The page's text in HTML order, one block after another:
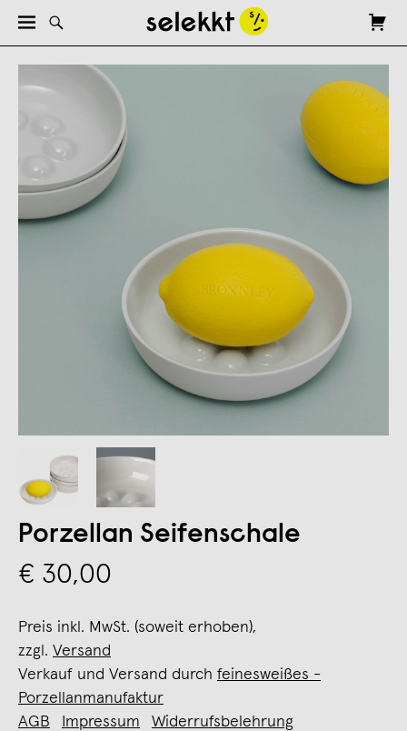
Porzellan Seifenschale
€ 30,00
Preis inkl. MwSt. (soweit erhoben),
zzgl. Versand
Verkauf und Versand durch feinesweißes -
Porzellanmanufaktur
AGB
Impressum Widerrufsbelehrung